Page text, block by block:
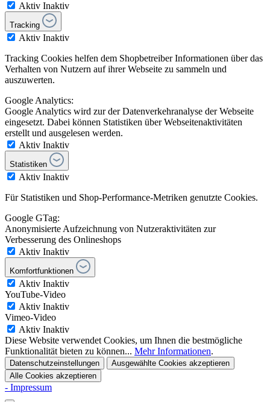
Aktiv Inaktiv
Tracking
Aktiv Inaktiv
Tracking Cookies helfen dem Shopbetreiber Informationen über das
Verhalten von Nutzern auf ihrer Webseite zu sammeln und
auszuwerten.
Google Analytics:
Google Analytics wird zur der Datenverkehranalyse der Webseite
eingesetzt. Dabei können Statistiken über Webseitenaktivitäten
erstellt und ausgelesen werden.
Aktiv Inaktiv
Statistiken
Aktiv Inaktiv
Für Statistiken und Shop-Performance-Metriken genutzte Cookies.
Google GTag:
Anonymisierte Aufzeichnung von Nutzeraktivitäten zur
Verbesserung des Onlineshops
Aktiv Inaktiv
Komfortfunktionen
Aktiv Inaktiv
YouTube-Video
Aktiv Inaktiv
Vimeo-Video
Aktiv Inaktiv
Diese Website verwendet Cookies, um Ihnen die bestmögliche
Funktionalität bieten zu können... Mehr Informationen.
Datenschutzeinstellungen
Ausgewählte Cookies akzeptieren
Alle Cookies akzeptieren
- Impressum